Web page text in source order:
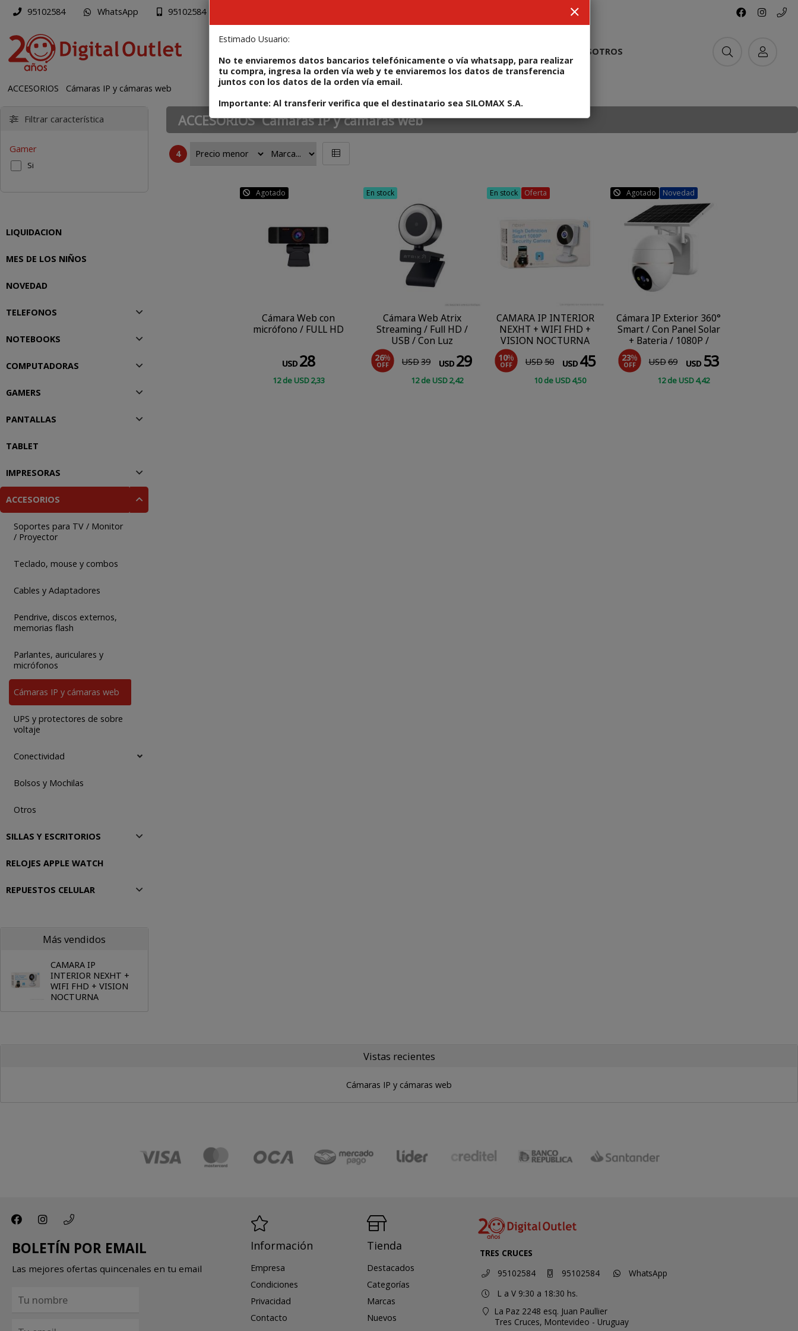
Estimado Usuario:
No te enviaremos datos bancarios telefónicamente o vía whatsapp, para realizar
tu compra, ingresa la orden vía web y te enviaremos los datos de transferencia
juntos con los datos de la orden vía email.
Importante: Al transferir verifica que el destinatario sea SILOMAX S.A.
95102584 WhatsApp 95102584
NOSOTROS
ACCESORIOS Cámaras IP y cámaras web
ACCESORIOS Cámaras IP y cámaras web
4
Agotado
Cámara Web con
micrófono / FULL HD
USD 28
12de USD2,33
CONSULTAR
En stock
Cámara Web Atrix
Streaming / Full HD /
USB / Con Luz
26%
OFF USD39 USD 29
12de USD2,42
COMPRAR
En stock Oferta
CAMARA IP INTERIOR
NEXHT + WIFI FHD +
VISION NOCTURNA
10%
OFF USD50 USD 45
10de USD4,50
COMPRAR
Agotado Novedad
Cámara IP Exterior 360°
Smart / Con Panel Solar
+ Bateria / 1080P /
movimiento
23%
OFF USD69 USD 53
12de USD4,42
CONSULTAR
Filtrar característica
Gamer
Si
LIQUIDACION
MES DE LOS NIÑOS
NOVEDAD
TELEFONOS
NOTEBOOKS
COMPUTADORAS
GAMERS
PANTALLAS
TABLET
IMPRESORAS
ACCESORIOS
Soportes para TV / Monitor
/ Proyector
Teclado, mouse y combos
Cables y Adaptadores
Pendrive, discos externos,
memorias flash
Parlantes, auriculares y
micrófonos
Cámaras IP y cámaras web
UPS y protectores de sobre
voltaje
Conectividad
Bolsos y Mochilas
Otros
SILLAS Y ESCRITORIOS
RELOJES APPLE WATCH
REPUESTOS CELULAR
Más vendidos
CAMARA IP
INTERIOR NEXHT +
WIFI FHD + VISION
NOCTURNA
Vistas recientes
Cámaras IP y cámaras web
BOLETÍN POR EMAIL
Las mejores ofertas quincenales en tu email
Información
Empresa
Condiciones
Privacidad
Contacto
Tienda
Destacados
Categorías
Marcas
Nuevos
TRES CRUCES
95102584
95102584
WhatsApp
L a V 9:30 a 18:30 hs.
La Paz 2248 esq. Juan Paullier
Tres Cruces, Montevideo - Uruguay